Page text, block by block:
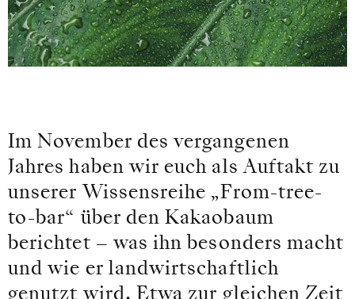
Im November des vergangenen
Jahres haben wir euch als Auftakt zu
unserer Wissensreihe „From-tree-
to-bar“ über den Kakaobaum
berichtet – was ihn besonders macht
und wie er landwirtschaftlich
genutzt wird. Etwa zur gleichen Zeit